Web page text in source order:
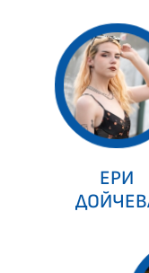
ЕРИ